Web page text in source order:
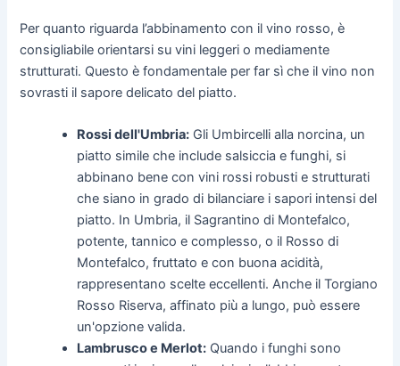
Per quanto riguarda l’abbinamento con il vino rosso, è
consigliabile orientarsi su vini leggeri o mediamente
strutturati. Questo è fondamentale per far sì che il vino non
sovrasti il sapore delicato del piatto.
Rossi dell'Umbria: Gli Umbircelli alla norcina, un
piatto simile che include salsiccia e funghi, si
abbinano bene con vini rossi robusti e strutturati
che siano in grado di bilanciare i sapori intensi del
piatto. In Umbria, il Sagrantino di Montefalco,
potente, tannico e complesso, o il Rosso di
Montefalco, fruttato e con buona acidità,
rappresentano scelte eccellenti. Anche il Torgiano
Rosso Riserva, affinato più a lungo, può essere
un'opzione valida.
Lambrusco e Merlot: Quando i funghi sono